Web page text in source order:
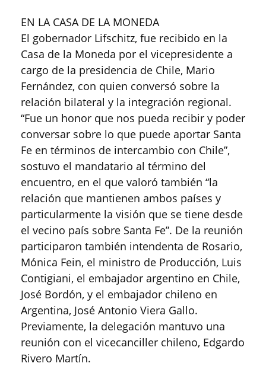
EN LA CASA DE LA MONEDA
El gobernador Lifschitz, fue recibido en la
Casa de la Moneda por el vicepresidente a
cargo de la presidencia de Chile, Mario
Fernández, con quien conversó sobre la
relación bilateral y la integración regional.
“Fue un honor que nos pueda recibir y poder
conversar sobre lo que puede aportar Santa
Fe en términos de intercambio con Chile”,
sostuvo el mandatario al término del
encuentro, en el que valoró también “la
relación que mantienen ambos países y
particularmente la visión que se tiene desde
el vecino país sobre Santa Fe”. De la reunión
participaron también intendenta de Rosario,
Mónica Fein, el ministro de Producción, Luis
Contigiani, el embajador argentino en Chile,
José Bordón, y el embajador chileno en
Argentina, José Antonio Viera Gallo.
Previamente, la delegación mantuvo una
reunión con el vicecanciller chileno, Edgardo
Rivero Martín.